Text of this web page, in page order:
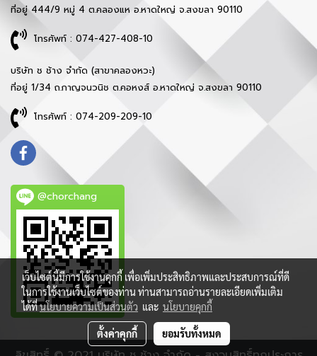
ที่อยู่ 444/9 หมู่ 4 ต.คลองแห อ.หาดใหญ่ จ.สงขลา 90110
โทรศัพท์ : 074-427-408-10
บริษัท ช ช้าง จำกัด (สาขาคลองหวะ)
ที่อยู่ 1/34 ถ.กาญจนวนิช ต.คอหงส์ อ.หาดใหญ่ จ.สงขลา 90110
โทรศัพท์ : 074-209-209-10
@chorchang
เว็บไซต์นี้มีการใช้งานคุกกี้ เพื่อเพิ่มประสิทธิภาพและประสบการณ์ที่ดี
ในการใช้งานเว็บไซต์ของท่าน ท่านสามารถอ่านรายละเอียดเพิ่มเติม
ได้ที่นโยบายความเป็นส่วนตัว และ นโยบายคุกกี้
ตั้งค่าคุกกี้ ยอมรับทั้งหมด